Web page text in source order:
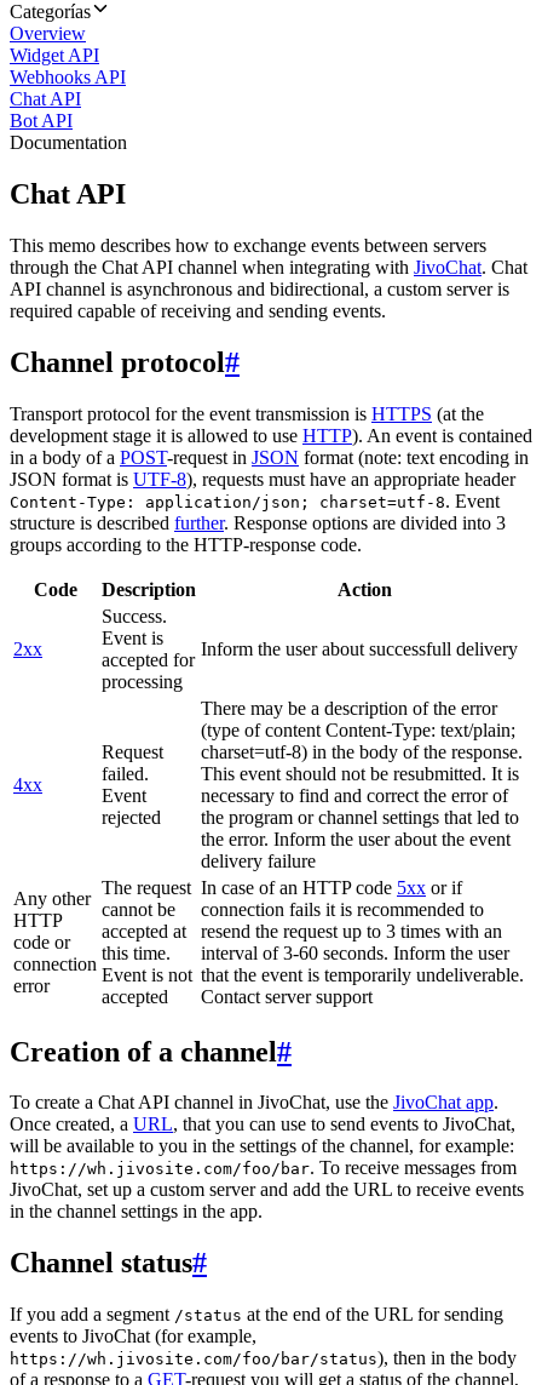
Categorías
Overview
Widget API
Webhooks API
Chat API
Bot API
Documentation
Chat API
This memo describes how to exchange events between servers
through the Chat API channel when integrating with JivoChat. Chat
API channel is asynchronous and bidirectional, a custom server is
required capable of receiving and sending events.
Channel protocol#
Transport protocol for the event transmission is HTTPS (at the
development stage it is allowed to use HTTP). An event is contained
in a body of a POST-request in JSON format (note: text encoding in
JSON format is UTF-8), requests must have an appropriate header
Content-Type: application/json; charset=utf-8. Event
structure is described further. Response options are divided into 3
groups according to the HTTP-response code.
Code Description Action
2xx
Success.
Event is
accepted for
processing
Inform the user about successfull delivery
4xx
Request
failed.
Event
rejected
There may be a description of the error
(type of content Content-Type: text/plain;
charset=utf-8) in the body of the response.
This event should not be resubmitted. It is
necessary to find and correct the error of
the program or channel settings that led to
the error. Inform the user about the event
delivery failure
Any other
HTTP
code or
connection
error
The request
cannot be
accepted at
this time.
Event is not
accepted
In case of an HTTP code 5xx or if
connection fails it is recommended to
resend the request up to 3 times with an
interval of 3-60 seconds. Inform the user
that the event is temporarily undeliverable.
Contact server support
Creation of a channel#
To create a Chat API channel in JivoChat, use the JivoChat app.
Once created, a URL, that you can use to send events to JivoChat,
will be available to you in the settings of the channel, for example:
https://wh.jivosite.com/foo/bar. To receive messages from
JivoChat, set up a custom server and add the URL to receive events
in the channel settings in the app.
Channel status#
If you add a segment /status at the end of the URL for sending
events to JivoChat (for example,
https://wh.jivosite.com/foo/bar/status), then in the body
of a response to a GET-request you will get a status of the channel,